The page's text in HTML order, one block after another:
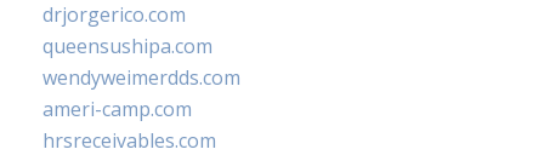
drjorgerico.com
queensushipa.com
wendyweimerdds.com
ameri-camp.com
hrsreceivables.com